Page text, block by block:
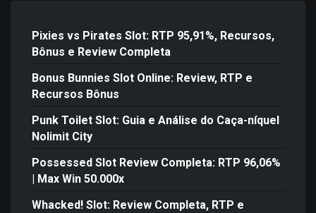
Pixies vs Pirates Slot: RTP 95,91%, Recursos,
Bônus e Review Completa
Bonus Bunnies Slot Online: Review, RTP e
Recursos Bônus
Punk Toilet Slot: Guia e Análise do Caça-níquel
Nolimit City
Possessed Slot Review Completa: RTP 96,06%
| Max Win 50.000x
Whacked! Slot: Review Completa, RTP e